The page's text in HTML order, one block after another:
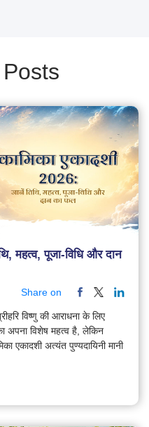
महत्व, पूजा-विधि और दान
Share on
विष्णु की आराधना के लिए
अपना विशेष महत्व है, लेकिन
एकादशी अत्यंत पुण्यदायिनी मानी